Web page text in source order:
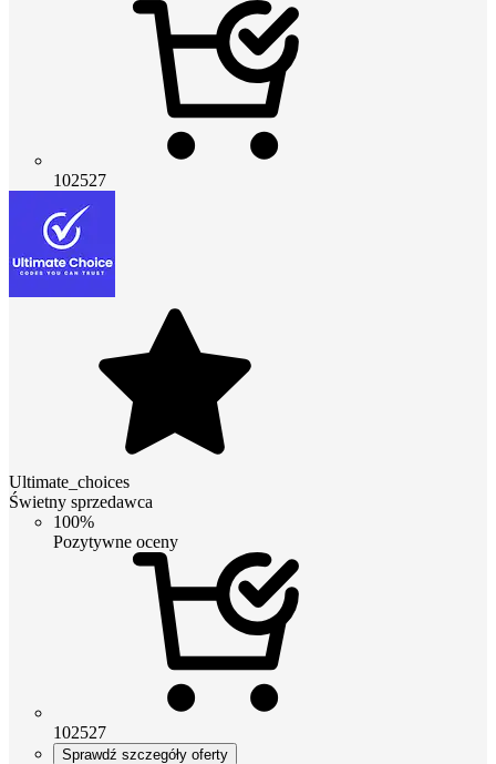
102527
Ultimate_choices
Świetny sprzedawca
100%
Pozytywne oceny
102527
Sprawdź szczegóły oferty